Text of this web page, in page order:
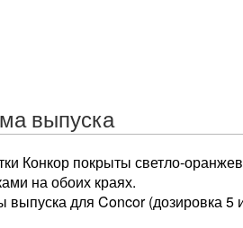
выпуска
Конкор покрыты светло-
на обоих краях.
для Concor (дозировка 5